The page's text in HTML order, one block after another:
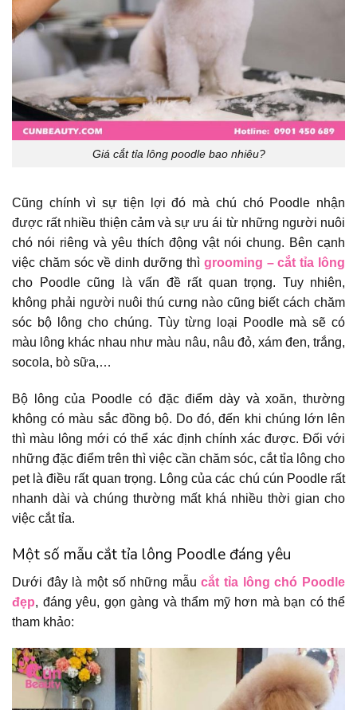
Giá cắt tỉa lông poodle bao nhiêu?
Cũng chính vì sự tiện lợi đó mà chú chó Poodle nhận
được rất nhiều thiện cảm và sự ưu ái từ những người nuôi
chó nói riêng và yêu thích động vật nói chung. Bên cạnh
việc chăm sóc về dinh dưỡng thì grooming – cắt tỉa lông
cho Poodle cũng là vấn đề rất quan trọng. Tuy nhiên,
không phải người nuôi thú cưng nào cũng biết cách chăm
sóc bộ lông cho chúng. Tùy từng loại Poodle mà sẽ có
màu lông khác nhau như màu nâu, nâu đỏ, xám đen, trắng,
socola, bò sữa,…
Bộ lông của Poodle có đặc điểm dày và xoăn, thường
không có màu sắc đồng bộ. Do đó, đến khi chúng lớn lên
thì màu lông mới có thể xác định chính xác được. Đối với
những đặc điểm trên thì việc cần chăm sóc, cắt tỉa lông cho
pet là điều rất quan trọng. Lông của các chú cún Poodle rất
nhanh dài và chúng thường mất khá nhiều thời gian cho
việc cắt tỉa.
Một số mẫu cắt tỉa lông Poodle đáng yêu
Dưới đây là một số những mẫucắt tỉa lông chó Poodle
đẹp, đáng yêu, gọn gàng và thẩm mỹ hơn mà bạn có thể
tham khảo: